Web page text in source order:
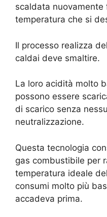
scaldata nuovamente
temperatura che si
Il processo realizza
caldai deve smaltire.
La loro acidità molto
possono essere
di scarico senza
neutralizzazione.
Questa tecnologia
gas combustibile per
temperatura ideale
consumi molto più
accadeva prima.